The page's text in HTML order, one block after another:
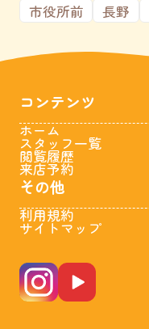
市役所前
長野
コンテンツ
ホーム
スタッフ一覧
閲覧履歴
来店予約
その他
利用規約
サイトマップ